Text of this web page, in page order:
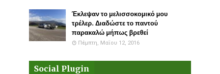
Έκλεψαν το μελισσοκομικό μου
τρέλερ. Διαδώστε το παντού
παρακαλώ μήπως βρεθεί
Πέμπτη, Μαΐου 12, 2016
Social Plugin